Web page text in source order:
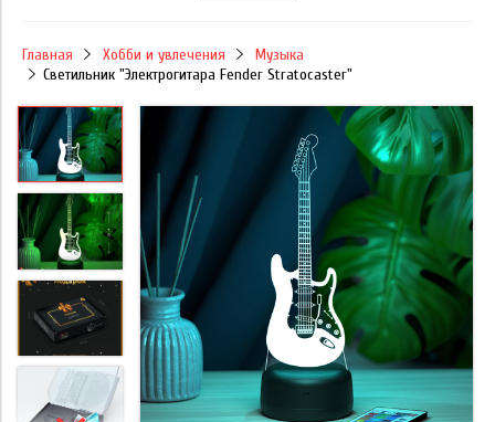
Главная Хобби и увлечения
Музыка
Светильник "Электрогитара Fender Stratocaster"